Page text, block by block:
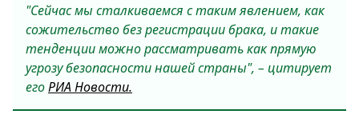
"Сейчас мы сталкиваемся с таким явлением, как
сожительство без регистрации брака, и такие
тенденции можно рассматривать как прямую
угрозу безопасности нашей страны", – цитирует
егоРИА Новости.